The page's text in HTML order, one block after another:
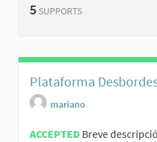
5 SUPPORTS
Plataforma
mariano
ACCEPTED Breve